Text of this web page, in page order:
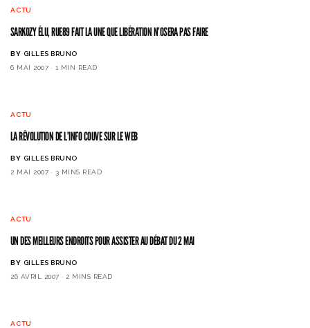
ACTU
SARKOZY ÉLU, RUE89 FAIT LA UNE QUE LIBÉRATION N’OSERA PAS FAIRE
BY GILLES BRUNO
6 MAI 2007
1 MIN READ
ACTU
LA RÉVOLUTION DE L’INFO COUVE SUR LE WEB
BY GILLES BRUNO
2 MAI 2007
3 MINS READ
ACTU
UN DES MEILLEURS ENDROITS POUR ASSISTER AU DÉBAT DU 2 MAI
BY GILLES BRUNO
26 AVRIL 2007
2 MINS READ
ACTU